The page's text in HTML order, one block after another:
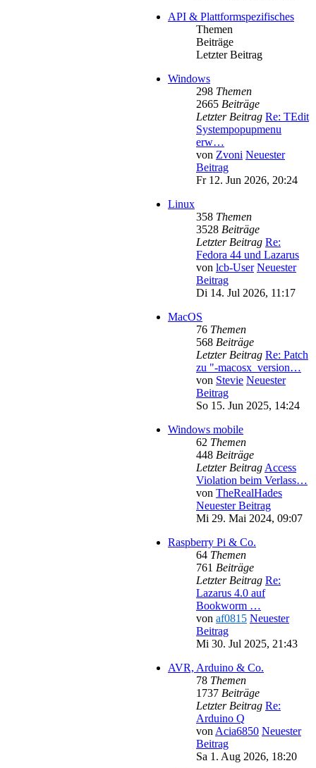
API & Plattformspezifisches
Themen
Beiträge
Letzter Beitrag
Windows
298 Themen
2665 Beiträge
Letzter Beitrag Re: TEdit
Systempopupmenu
erw…
von Zvoni Neuester
Beitrag
Fr 12. Jun 2026, 20:24
Linux
358 Themen
3528 Beiträge
Letzter Beitrag Re:
Fedora 44 und Lazarus
von lcb-User Neuester
Beitrag
Di 14. Jul 2026, 11:17
MacOS
76 Themen
568 Beiträge
Letzter Beitrag Re: Patch
zu "-macosx_version…
von Stevie Neuester
Beitrag
So 15. Jun 2025, 14:24
Windows mobile
62 Themen
448 Beiträge
Letzter BeitragAccess
Violation beim Verlass…
von TheRealHades
Neuester Beitrag
Mi 29. Mai 2024, 09:07
Raspberry Pi & Co.
64 Themen
761 Beiträge
Letzter Beitrag Re:
Lazarus 4.0 auf
Bookworm …
von af0815 Neuester
Beitrag
Mi 30. Jul 2025, 21:43
AVR, Arduino & Co.
78 Themen
1737 Beiträge
Letzter Beitrag Re:
Arduino Q
vonAcia6850 Neuester
Beitrag
Sa 1. Aug 2026, 18:20